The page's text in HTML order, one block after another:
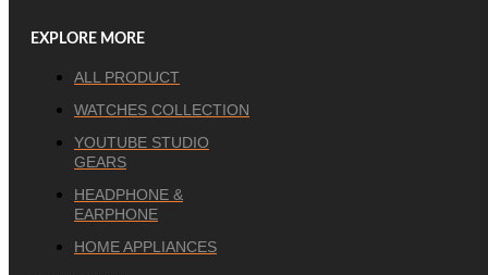
EXPLORE MORE
ALL PRODUCT
WATCHES COLLECTION
YOUTUBE STUDIO
GEARS
HEADPHONE &
EARPHONE
HOME APPLIANCES